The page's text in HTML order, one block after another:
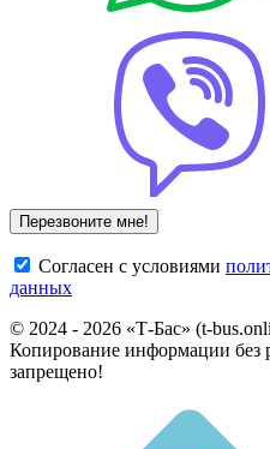
Cогласен с условиями
данных
© 2024 - 2026 «Т-Бас» (t-
Копирование информации без
запрещено!